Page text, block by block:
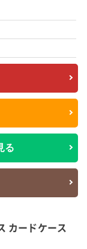
る
カードケース